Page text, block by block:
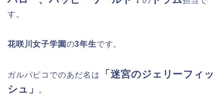
す。
花咲川女子学園の3年生です。
ガルパピコでのあだ名は 「 迷宮のジェリーフィッ
シュ 」 。